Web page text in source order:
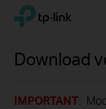
Click
navigation
TP-Link, Reliably
Download
IMPORTANT: